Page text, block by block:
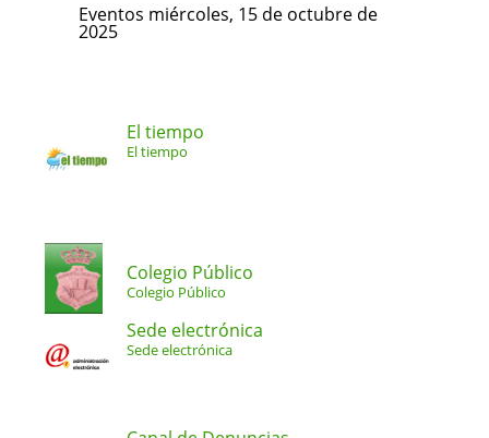
Eventos miércoles, 15 de octubre de
2025
El tiempo
El tiempo
Colegio Público
Colegio Público
Sede electrónica
Sede electrónica